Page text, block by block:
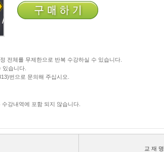
전체를 무제한으로 반복 수강하실 수 있습니다.
습니다.
번으로 문의해 주십시오.
강내역에 포함 되지 않습니다.
교 재 명